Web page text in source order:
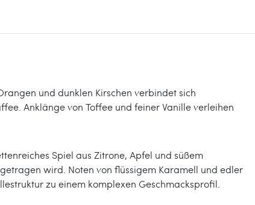
und dunklen Kirschen verbindet sich
Anklänge von Toffee und feiner Vanille verleihen
Spiel aus Zitrone, Apfel und süßem
wird. Noten von flüssigem Karamell und edler
zu einem komplexen Geschmacksprofil.